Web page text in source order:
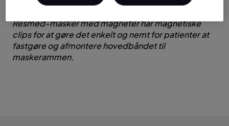
Resmed-masker med magneter har magnetiske
clips for at gøre det enkelt og nemt for patienter at
fastgøre og afmontere hovedbåndet til
maskerammen.